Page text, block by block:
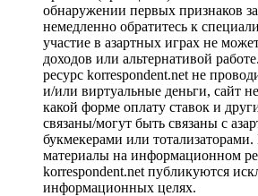
обнаружении первых признаков
немедленно обратитесь к
участие в азартных играх не
доходов или альтернативой
ресурс korrespondent.net не
и/или виртуальные деньги, сайт
какой форме оплату ставок и
связаны/могут быть связаны с
букмекерами или
материалы на информационном
korrespondent.net публикуются
информационных целях.